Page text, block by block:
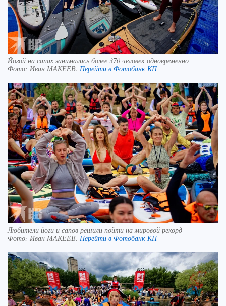
Йогой на сапах занимались более 370 человек одновременно
Фото: Иван МАКЕЕВ. Перейти в Фотобанк КП
Любители йоги и сапов решили пойти на мировой рекорд
Фото: Иван МАКЕЕВ. Перейти в Фотобанк КП